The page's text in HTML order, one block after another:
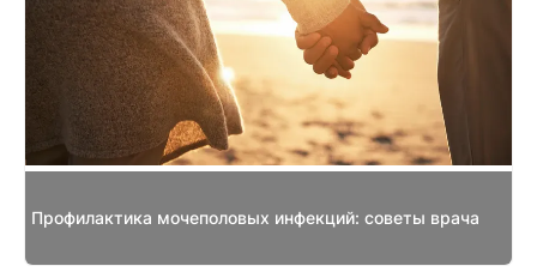
Профилактика мочеполовых инфекций: советы врача